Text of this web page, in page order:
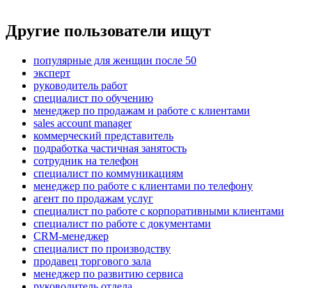
Другие пользователи ищут
популярные для женщин после 50
эксперт
руководитель работ
специалист по обучению
менеджер по продажам и работе с клиентами
sales account manager
коммерческий представитель
подработка частичная занятость
сотрудник на телефон
специалист по коммуникациям
менеджер по работе с клиентами по телефону
агент по продажам услуг
специалист по работе с корпоративными клиентами
специалист по работе с документами
CRM-менеджер
специалист по производству
продавец торгового зала
менеджер по развитию сервиса